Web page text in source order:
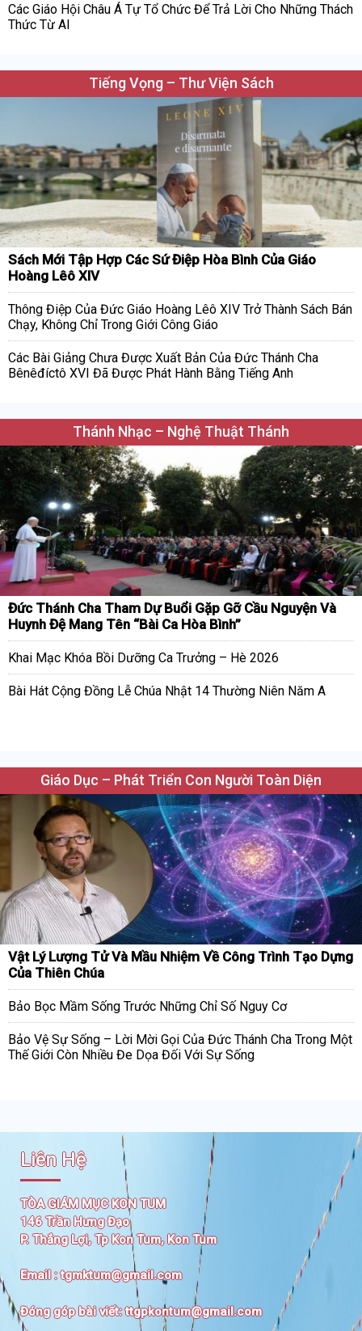
Các Giáo Hội Châu Á Tự Tổ Chức Để Trả Lời Cho Những Thách
Thức Từ AI
Tiếng Vọng – Thư Viện Sách
Sách Mới Tập Hợp Các Sứ Điệp Hòa Bình Của Giáo
Hoàng Lêô XIV
Thông Điệp Của Đức Giáo Hoàng Lêô XIV Trở Thành Sách Bán
Chạy, Không Chỉ Trong Giới Công Giáo
Các Bài Giảng Chưa Được Xuất Bản Của Đức Thánh Cha
Bênêđíctô XVI Đã Được Phát Hành Bằng Tiếng Anh
Thánh Nhạc – Nghệ Thuật Thánh
Đức Thánh Cha Tham Dự Buổi Gặp Gỡ Cầu Nguyện Và
Huynh Đệ Mang Tên “Bài Ca Hòa Bình”
Khai Mạc Khóa Bồi Dưỡng Ca Trưởng – Hè 2026
Bài Hát Cộng Đồng Lễ Chúa Nhật 14 Thường Niên Năm A
Giáo Dục – Phát Triển Con Người Toàn Diện
Vật Lý Lượng Tử Và Mầu Nhiệm Về Công Trình Tạo Dựng
Của Thiên Chúa
Bảo Bọc Mầm Sống Trước Những Chỉ Số Nguy Cơ
Bảo Vệ Sự Sống – Lời Mời Gọi Của Đức Thánh Cha Trong Một
Thế Giới Còn Nhiều Đe Dọa Đối Với Sự Sống
Liên Hệ
TÒA GIÁM MỤC KON TUM
146 Trần Hưng Đạo
P. Thắng Lợi, Tp Kon Tum, Kon Tum
Email :tgmktum@gmail.com
Đóng góp bài viết:ttgpkontum@gmail.com